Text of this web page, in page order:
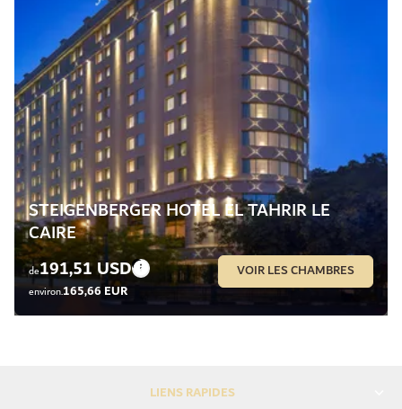
STEIGENBERGER HOTEL EL TAHRIR LE
CAIRE
de191,51 USD
environ.165,66 EUR
VOIR LES CHAMBRES
LIENS RAPIDES